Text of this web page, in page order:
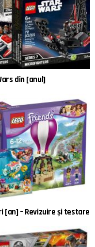
din [anul]
[an] – Revizuire și testare